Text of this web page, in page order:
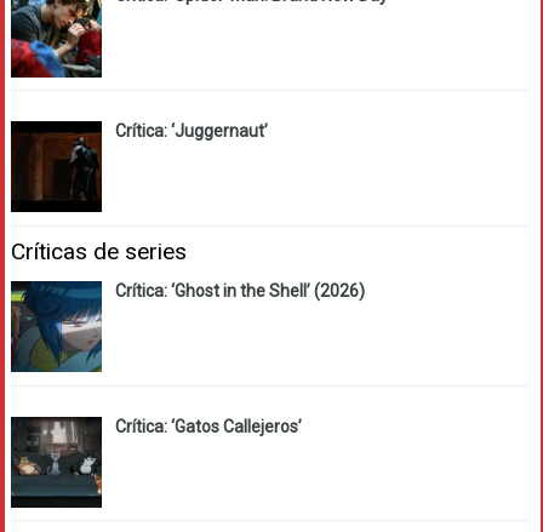
Crítica: ‘Juggernaut’
Críticas de series
Crítica: ‘Ghost in the Shell’ (2026)
Crítica: ‘Gatos Callejeros’